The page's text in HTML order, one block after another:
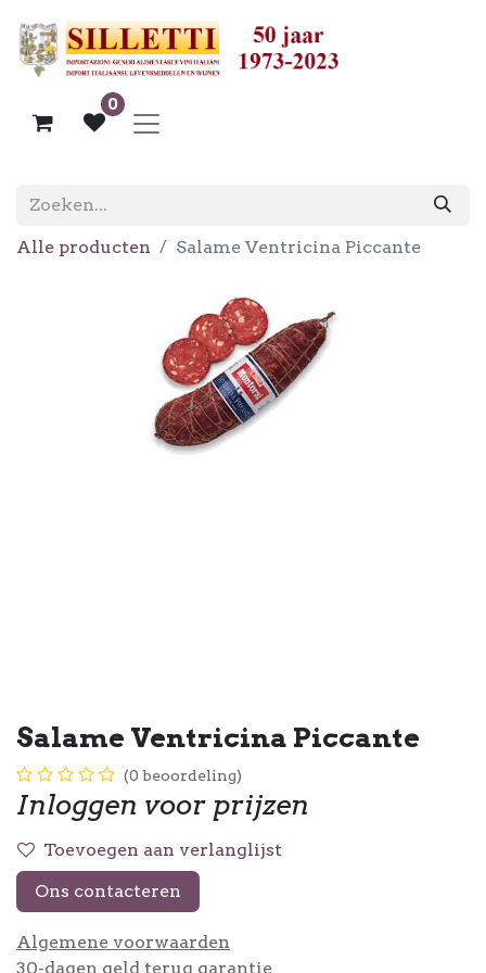
0
Alle producten Salame Ventricina Piccante
Salame Ventricina Piccante
(0 beoordeling)
Inloggen voor prijzen
Toevoegen aan verlanglijst
Ons contacteren
Algemene voorwaarden
30-dagen geld terug garantie